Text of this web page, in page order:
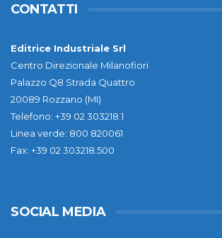
CONTATTI
Editrice Industriale Srl
Centro Direzionale Milanofiori
Palazzo Q8 Strada Quattro
20089 Rozzano (MI)
Telefono: +39 02 303218.1
Linea verde: 800 820061
Fax: +39 02 303218.500
SOCIAL MEDIA